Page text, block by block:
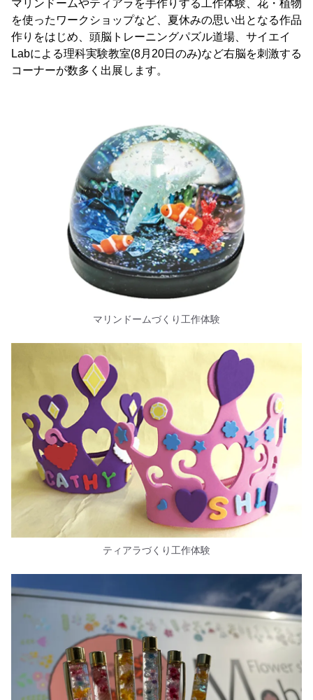
マリンドームやティアラを手作りする工作体験、花・植物
を使ったワークショップなど、夏休みの思い出となる作品
作りをはじめ、頭脳トレーニングパズル道場、サイエイ
Labによる理科実験教室(8月20日のみ)など右脳を刺激する
コーナーが数多く出展します。
マリンドームづくり工作体験
ティアラづくり工作体験